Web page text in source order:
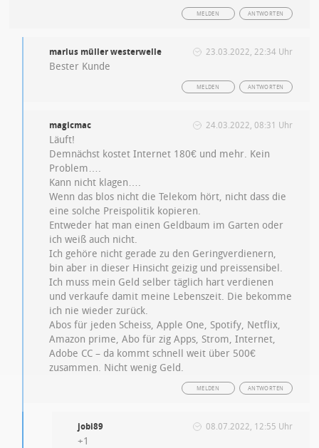
ANTWORTEN
MELDEN
marius müller westerwelle 23.03.2022, 22:34 Uhr
Bester Kunde
ANTWORTEN
MELDEN
magicmac 24.03.2022, 08:31 Uhr
Läuft!
Demnächst kostet Internet 180€ und mehr. Kein
Problem….
Kann nicht klagen….
Wenn das blos nicht die Telekom hört, nicht dass die
eine solche Preispolitik kopieren.
Entweder hat man einen Geldbaum im Garten oder
ich weiß auch nicht.
Ich gehöre nicht gerade zu den Geringverdienern,
bin aber in dieser Hinsicht geizig und preissensibel.
Ich muss mein Geld selber täglich hart verdienen
und verkaufe damit meine Lebenszeit. Die bekomme
ich nie wieder zurück.
Abos für jeden Scheiss, Apple One, Spotify, Netflix,
Amazon prime, Abo für zig Apps, Strom, Internet,
Adobe CC – da kommt schnell weit über 500€
zusammen. Nicht wenig Geld.
ANTWORTEN
MELDEN
jobi89 08.07.2022, 12:55 Uhr
+1